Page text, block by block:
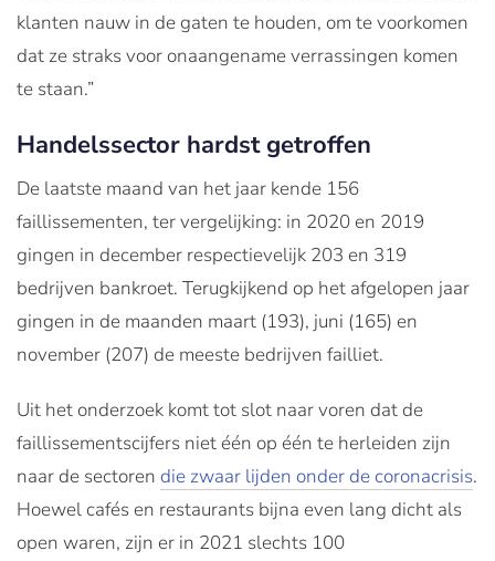
klanten nauw in de gaten te houden, om te voorkomen
dat ze straks voor onaangename verrassingen komen
te staan.”
Handelssector hardst getroffen
De laatste maand van het jaar kende 156
faillissementen, ter vergelijking: in 2020 en 2019
gingen in december respectievelijk 203 en 319
bedrijven bankroet. Terugkijkend op het afgelopen jaar
gingen in de maanden maart (193), juni (165) en
november (207) de meeste bedrijven failliet.
Uit het onderzoek komt tot slot naar voren dat de
faillissementscijfers niet één op één te herleiden zijn
naar de sectoren die zwaar lijden onder de coronacrisis.
Hoewel cafés en restaurants bijna even lang dicht als
open waren, zijn er in 2021 slechts 100